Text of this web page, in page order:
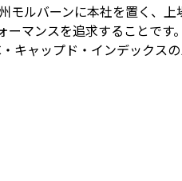
ルバーンに本社を置く、上
マンスを追求することです。
キャップド・インデックス